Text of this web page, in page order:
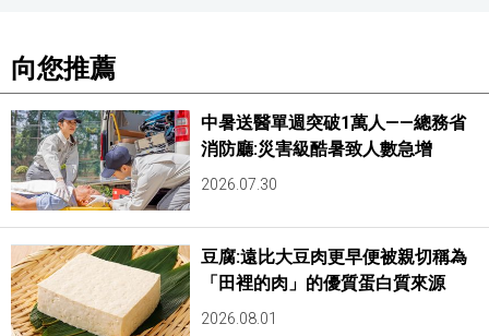
向您推薦
中暑送醫單週突破1萬人——總務省
消防廳:災害級酷暑致人數急增
2026.07.30
豆腐:遠比大豆肉更早便被親切稱為
「田裡的肉」的優質蛋白質來源
2026.08.01